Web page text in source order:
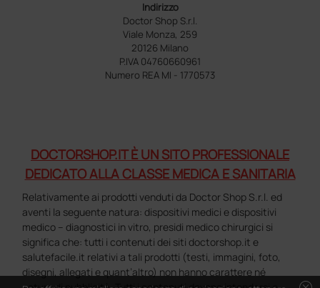
Indirizzo
Doctor Shop S.r.l.
Viale Monza, 259
20126 Milano
P.IVA 04760660961
Numero REA MI - 1770573
DOCTORSHOP.IT È UN SITO PROFESSIONALE
DEDICATO ALLA CLASSE MEDICA E SANITARIA
Relativamente ai prodotti venduti da Doctor Shop S.r.l. ed
aventi la seguente natura: dispositivi medici e dispositivi
medico – diagnostici in vitro, presidi medico chirurgici si
significa che: tutti i contenuti dei siti doctorshop.it e
salutefacile.it relativi a tali prodotti (testi, immagini, foto,
disegni, allegati e quant’altro) non hanno carattere né